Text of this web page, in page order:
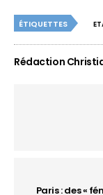
ÉTIQUETTES
Rédaction
Paris : des «